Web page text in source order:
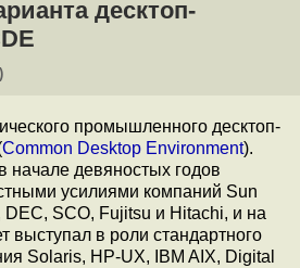
десктоп-
промышленного десктоп-
Common Desktop Environment).
начале девяностых годов
усилиями компаний Sun
DEC, SCO, Fujitsu и Hitachi, и на
выступал в роли стандартного
Solaris, HP-UX, IBM AIX, Digital